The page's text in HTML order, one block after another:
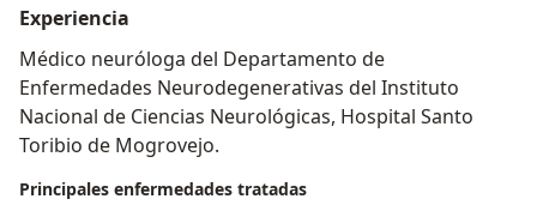
Experiencia
Médico neuróloga del Departamento de
Enfermedades Neurodegenerativas del Instituto
Nacional de Ciencias Neurológicas, Hospital Santo
Toribio de Mogrovejo.
Principales enfermedades tratadas